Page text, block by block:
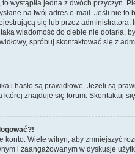
wystąpiła jedna z dwóch przyczyn.
na twój adres e-mail. Jeśli nie
się lub przez administratora.
wiadomość do ciebie nie dotarła,
spróbuj skontaktować się z
i hasło są prawidłowe. Jeżeli są
znajduje się forum. Skontaktuj
Wiele witryn, aby zmniejszyć
i zaangażowanym w dyskusje